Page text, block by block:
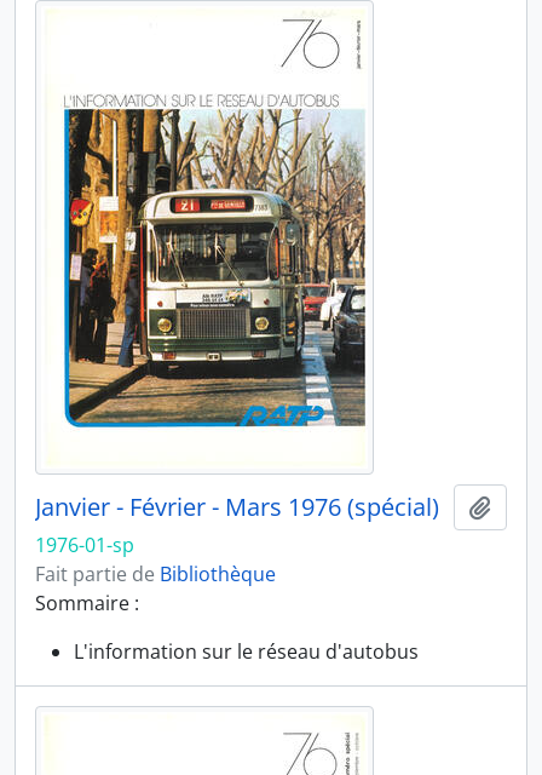
Janvier - Février - Mars 1976 (spécial)
1976-01-sp
Fait partie de Bibliothèque
Sommaire :
L'information sur le réseau d'autobus